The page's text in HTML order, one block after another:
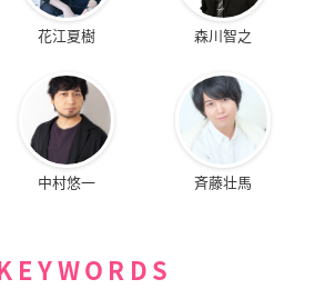
花江夏樹 森川智之
中村悠一 斉藤壮馬
KEYWORDS